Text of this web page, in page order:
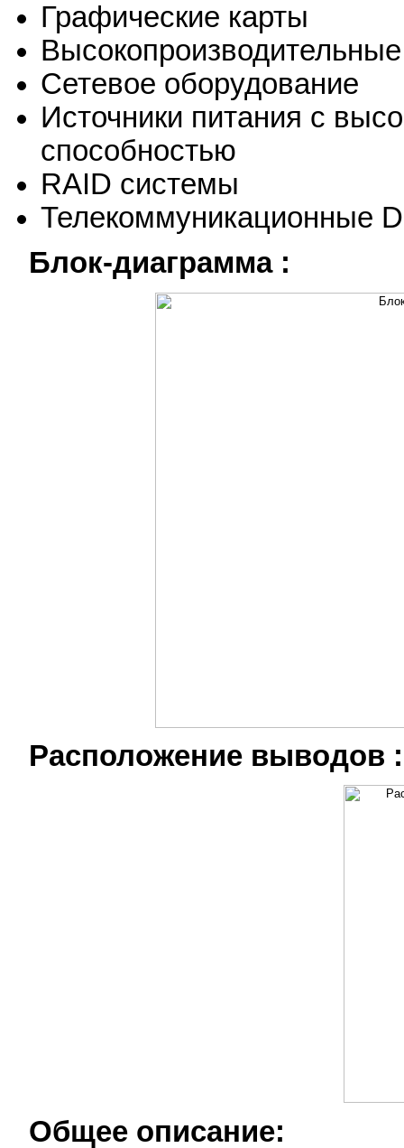
Графические карты
Сетевое оборудование
Источники питания с
способностью
RAID системы
Телекоммуникационные
Блок-диаграмма :
Расположение выводов :
Общее описание: